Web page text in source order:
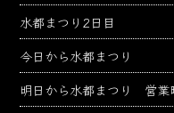
水都まつり2日目
今日から水都まつり
明日から水都まつり 営業